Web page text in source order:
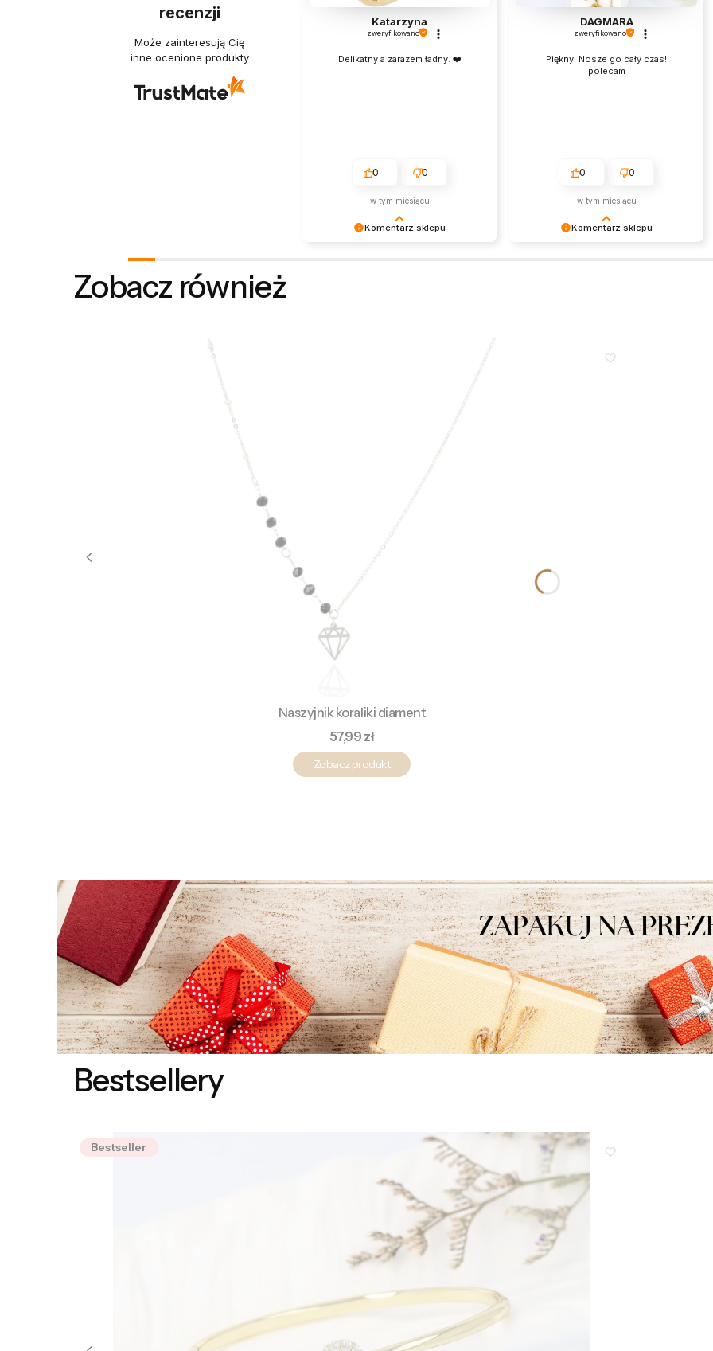
recenzji
Może zainteresują Cię
inne ocenione produkty
Komentarz sklepu
Katarzyna
zweryfikowano
Delikatny a zarazem ładny. ❤️
0 0
w tym miesiącu
Komentarz sklepu
DAGMARA
zweryfikowano
Piękny! Nosze go cały czas!
polecam
0 0
w tym miesiącu
Zobacz również
Naszyjnik koraliki diament
Cena
57,99 zł
Zobacz produkt
Bestsellery
Bestseller